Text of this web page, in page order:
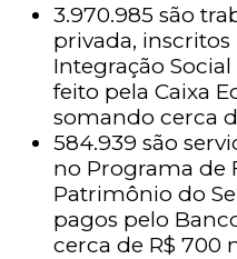
3.970.985 são
privada,
Integração
feito pela Caixa
somando cerca
584.939 são
no Programa de
Patrimônio do
pagos pelo
cerca de R$ 700